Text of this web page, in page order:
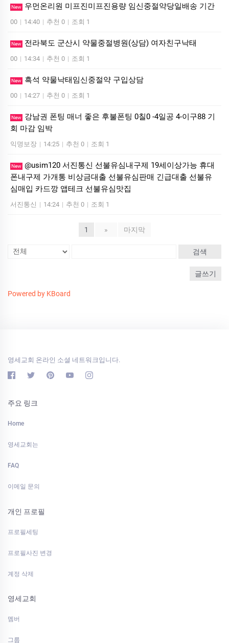
New 우먼온리원 미프진미프진용량 임신중절약당일배송 기간
00 | 14:40 | 추천 0 | 조회 1
New 전라북도 군산시 약물중절병원(상담) 여자친구낙­태
00 | 14:34 | 추천 0 | 조회 1
New 흑석 약물낙태임신중절약 구입상담
00 | 14:27 | 추천 0 | 조회 1
New
강남권 폰팅 매너 좋은 후불폰팅 0칠0 -4일공 4-이구88 기
회 마감 임박
익명보장 | 14:25 | 추천 0 | 조회 1
New @usim120 서진통신 선불유심내구제 19세이상가능 휴대
폰내구제 가개통 비상금대출 선불유심판매 긴급대출 선불유
심매입 카드깡 앱테크 선불유심맛집
서진통신 | 14:24 | 추천 0 | 조회 1
1 » 마지막
검색
글쓰기
Powered by KBoard
영세교회 온라인 소셜 네트워크입니다.
주요 링크
Home
영세교회는
FAQ
이메일 문의
개인 프로필
프로필세팅
프로필사진 변경
계정 삭제
영세교회
멤버
그룹